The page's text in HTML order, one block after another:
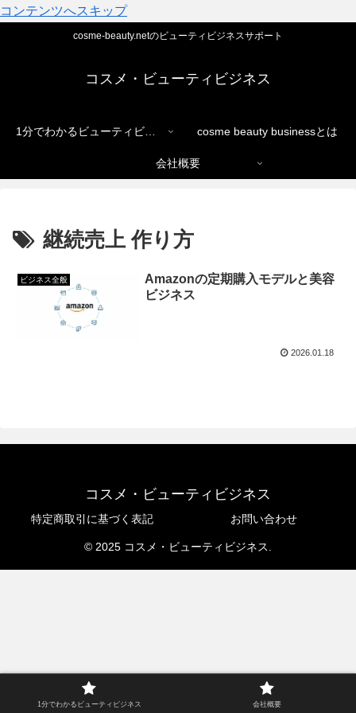
コンテンツへスキップ
cosme-beauty.netのビューティビジネスサポート
コスメ・ビューティビジネス
1分でわかるビューティビジネス cosme beauty businessとは
会社概要
継続売上 作り方
ビジネス全般
Amazonの定期購入モデルと美容
ビジネス
2026.01.18
コスメ・ビューティビジネス
特定商取引に基づく表記 お問い合わせ
© 2025 コスメ・ビューティビジネス.
1分でわかるビューティビジネス 会社概要